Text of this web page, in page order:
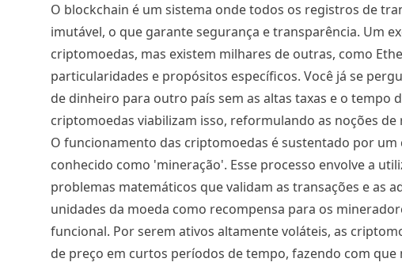
O blockchain é um sistema onde todos os registros de
imutável, o que garante segurança e transparência. Um
criptomoedas, mas existem milhares de outras, como
particularidades e propósitos específicos. Você já se
de dinheiro para outro país sem as altas taxas e o tempo
criptomoedas viabilizam isso, reformulando as noções
O funcionamento das criptomoedas é sustentado por
conhecido como 'mineração'. Esse processo envolve a
problemas matemáticos que validam as transações e as
unidades da moeda como recompensa para os
funcional. Por serem ativos altamente voláteis, as
de preço em curtos períodos de tempo, fazendo com